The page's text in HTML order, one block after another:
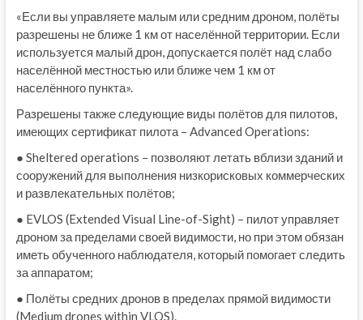
«Если вы управляете малым или средним дроном, полёты
разрешены не ближе 1 км от населённой территории. Если
используется малый дрон, допускается полёт над слабо
населённой местностью или ближе чем 1 км от
населённого пункта».
Разрешены также следующие виды полётов для пилотов,
имеющих сертификат пилота – Advanced Operations:
● Sheltered operations – позволяют летать вблизи зданий и
сооружений для выполнения низкорисковых коммерческих
и развлекательных полётов;
● EVLOS (Extended Visual Line-of-Sight) – пилот управляет
дроном за пределами своей видимости, но при этом обязан
иметь обученного наблюдателя, который помогает следить
за аппаратом;
● Полёты средних дронов в пределах прямой видимости
(Medium drones within VLOS).